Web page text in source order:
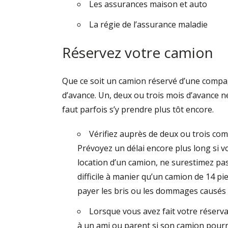
Les assurances maison et auto
La régie de l’assurance maladie
Réservez votre camion
Que ce soit un camion réservé d’une
d’avance. Un, deux ou trois mois
faut parfois s’y prendre plus tôt encore.
Vérifiez auprès de deux ou trois
Prévoyez un délai encore plus long si
location d’un camion, ne surestimez
difficile à manier qu’un camion de 14
payer les bris ou les dommages
Lorsque vous avez fait votre
à un ami ou parent si son camion